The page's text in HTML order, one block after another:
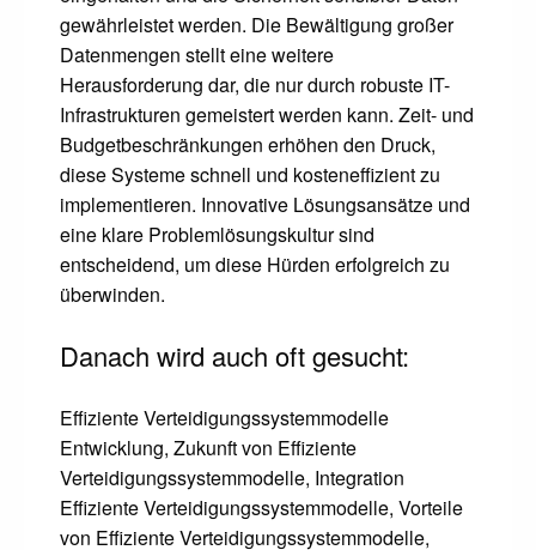
gewährleistet werden. Die Bewältigung großer
Datenmengen stellt eine weitere
Herausforderung dar, die nur durch robuste IT-
Infrastrukturen gemeistert werden kann. Zeit- und
Budgetbeschränkungen erhöhen den Druck,
diese Systeme schnell und kosteneffizient zu
implementieren. Innovative Lösungsansätze und
eine klare Problemlösungskultur sind
entscheidend, um diese Hürden erfolgreich zu
überwinden.
Danach wird auch oft gesucht:
Effiziente Verteidigungssystemmodelle
Entwicklung, Zukunft von Effiziente
Verteidigungssystemmodelle, Integration
Effiziente Verteidigungssystemmodelle, Vorteile
von Effiziente Verteidigungssystemmodelle,